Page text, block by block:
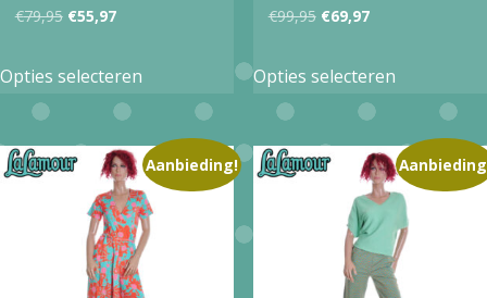
€79,95 Oorspronkelijke
was:
€79,95.
€55,97Huidige
is:
€55,97.
Opties selecteren
meerdere
variaties.
Deze
€99,95 Oorspronkelijke
was:
€99,95.
€69,97Huidige
is:
€69,97.
Opties selecteren
meerdere
variaties.
Deze
optie
Aanbieding!